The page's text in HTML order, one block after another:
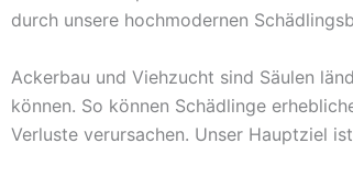
durch unsere hochmodernen
Ackerbau und Viehzucht sind Säulen
können. So können Schädlinge
Verluste verursachen. Unser Hauptziel